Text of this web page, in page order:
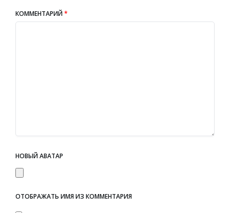
КОММЕНТАРИЙ*
НОВЫЙ АВАТАР
ОТОБРАЖАТЬ ИМЯ ИЗ КОММЕНТАРИЯ